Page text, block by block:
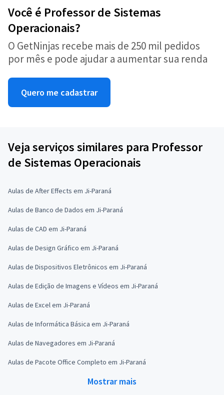
Você é Professor de Sistemas
Operacionais?
O GetNinjas recebe mais de 250 mil pedidos
por mês e pode ajudar a aumentar sua renda
Quero me cadastrar
Veja serviços similares para Professor
de Sistemas Operacionais
Aulas de After Effects em Ji-Paraná
Aulas de Banco de Dados em Ji-Paraná
Aulas de CAD em Ji-Paraná
Aulas de Design Gráfico em Ji-Paraná
Aulas de Dispositivos Eletrônicos em Ji-Paraná
Aulas de Edição de Imagens e Vídeos em Ji-Paraná
Aulas de Excel em Ji-Paraná
Aulas de Informática Básica em Ji-Paraná
Aulas de Navegadores em Ji-Paraná
Aulas de Pacote Office Completo em Ji-Paraná
Mostrar mais